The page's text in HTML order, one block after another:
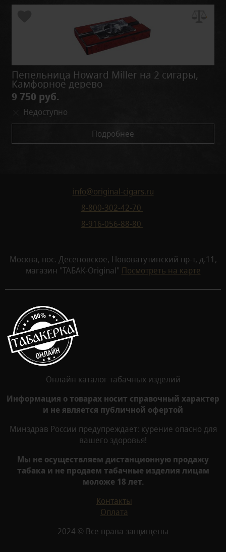
Пепельница Howard Miller на 2 сигары,
Камфорное дерево
9 750 руб.
Недоступно
Подробнее
info@original-cigars.ru
8-800-302-42-70
8-916-056-88-80
Москва, пос. Десеновское, Нововатутинский пр-т, д.11,
магазин "ТАБАК-Original" Посмотреть на карте
Онлайн каталог табачных изделий
Информация о товарах носит справочный характер
и не является публичной офертой
Минздрав России предупреждает: курение опасно для
вашего здоровья!
Мы не осуществляем дистанционную продажу
табака и не продаем табачные изделия лицам
моложе 18 лет.
Контакты
Оплата
2024 © Все права защищены